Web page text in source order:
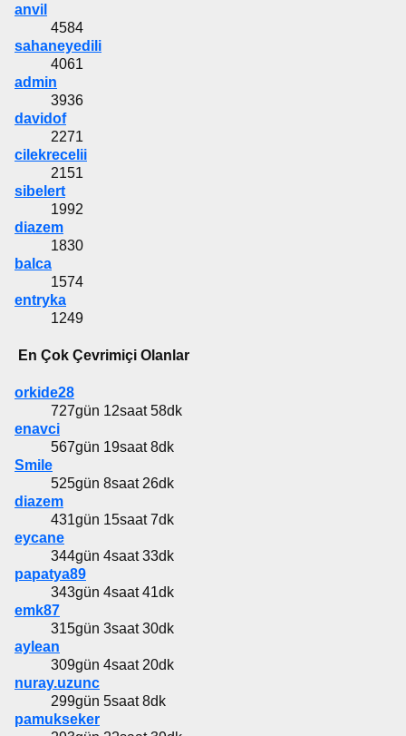
anvil
4584
sahaneyedili
4061
admin
3936
davidof
2271
cilekrecelii
2151
sibelert
1992
diazem
1830
balca
1574
entryka
1249
En Çok Çevrimiçi Olanlar
orkide28
727gün 12saat 58dk
enavci
567gün 19saat 8dk
Smile
525gün 8saat 26dk
diazem
431gün 15saat 7dk
eycane
344gün 4saat 33dk
papatya89
343gün 4saat 41dk
emk87
315gün 3saat 30dk
aylean
309gün 4saat 20dk
nuray.uzunc
299gün 5saat 8dk
pamukseker